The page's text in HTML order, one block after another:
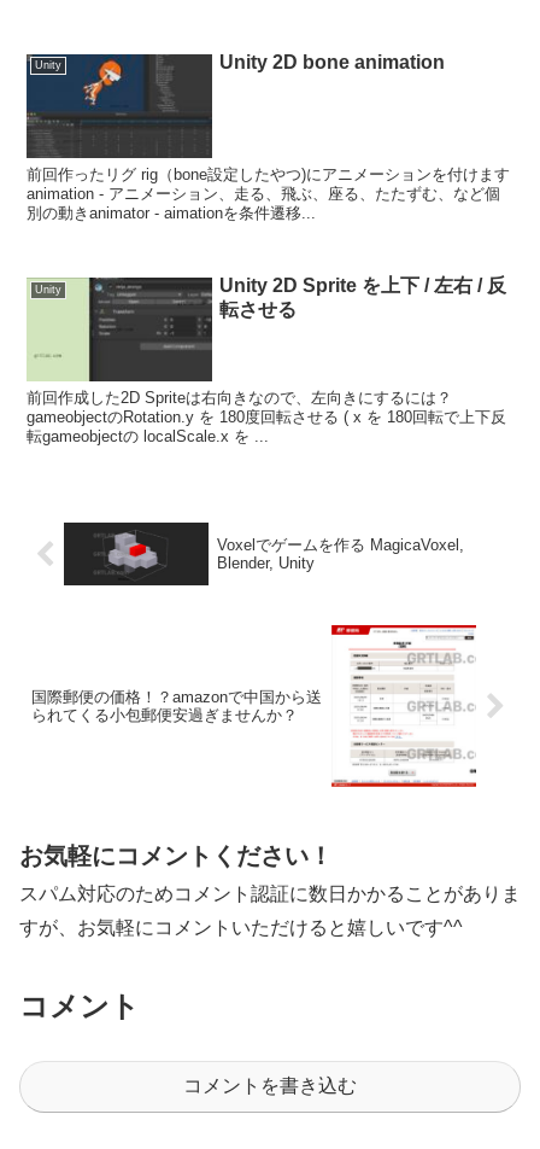
Unity Unity 2D bone animation
前回作ったリグ rig（bone設定したやつ)にアニメーションを付けます
animation - アニメーション、走る、飛ぶ、座る、たたずむ、など個
別の動きanimator - aimationを条件遷移...
Unity
Unity 2D Sprite を上下 / 左右 / 反
転させる
前回作成した2D Spriteは右向きなので、左向きにするには？
gameobjectのRotation.y を 180度回転させる ( x を 180回転で上下反
転gameobjectの localScale.x を ...
Voxelでゲームを作る MagicaVoxel,
Blender, Unity
国際郵便の価格！？amazonで中国から送
られてくる小包郵便安過ぎませんか？
お気軽にコメントください！
スパム対応のためコメント認証に数日かかることがありま
すが、お気軽にコメントいただけると嬉しいです^^
コメント
コメントを書き込む